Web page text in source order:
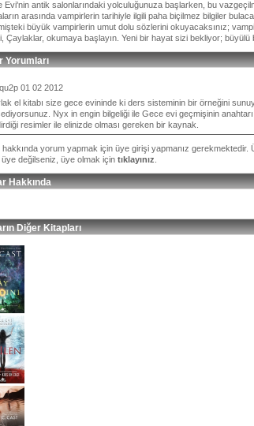
Evi'nin antik salonlarındaki yolculuğunuza başlarken, bu
arasında vampirlerin tarihiyle ilgili paha biçilmez bilgiler
büyük vampirlerin umut dolu sözlerini okuyacaksınız;
Çaylaklar, okumaya başlayın. Yeni bir hayat sizi bekliyor; büyülü
Yorumları
01 02 2012
el kitabı size gece evininde ki ders sisteminin bir örneğini
Nyx in engin bilgeliği ile Gece evi geçmişinin
resimler ile elinizde olması gereken bir kaynak.
hakkında yorum yapmak için üye girişi yapmanız gerekmektedir.
değilseniz, üye olmak için tıklayınız
Hakkında
Diğer Kitapları